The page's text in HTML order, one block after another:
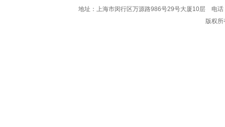
地址：上海市闵行区万源路986号29号大厦10层 电
版权